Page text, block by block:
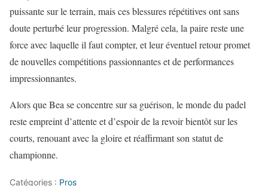
puissante sur le terrain, mais ces blessures répétitives ont sans
doute perturbé leur progression. Malgré cela, la paire reste une
force avec laquelle il faut compter, et leur éventuel retour promet
de nouvelles compétitions passionnantes et de performances
impressionnantes.
Alors que Bea se concentre sur sa guérison, le monde du padel
reste empreint d’attente et d’espoir de la revoir bientôt sur les
courts, renouant avec la gloire et réaffirmant son statut de
championne.
Catégories : Pros